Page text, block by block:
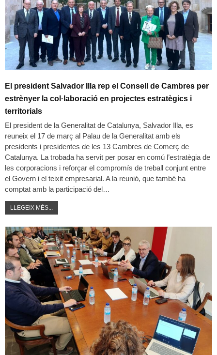
El president Salvador Illa rep el Consell de Cambres per
estrènyer la col·laboració en projectes estratègics i
territorials
El president de la Generalitat de Catalunya, Salvador Illa, es
reuneix el 17 de març al Palau de la Generalitat amb els
presidents i presidentes de les 13 Cambres de Comerç de
Catalunya. La trobada ha servit per posar en comú l’estratègia de
les corporacions i reforçar el compromís de treball conjunt entre
el Govern i el teixit empresarial. A la reunió, que també ha
comptat amb la participació del…
LLEGEIX MÉS...